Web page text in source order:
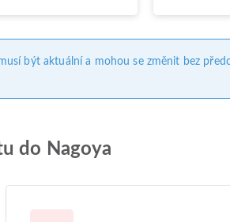
být aktuální a mohou se změnit bez
do Nagoya